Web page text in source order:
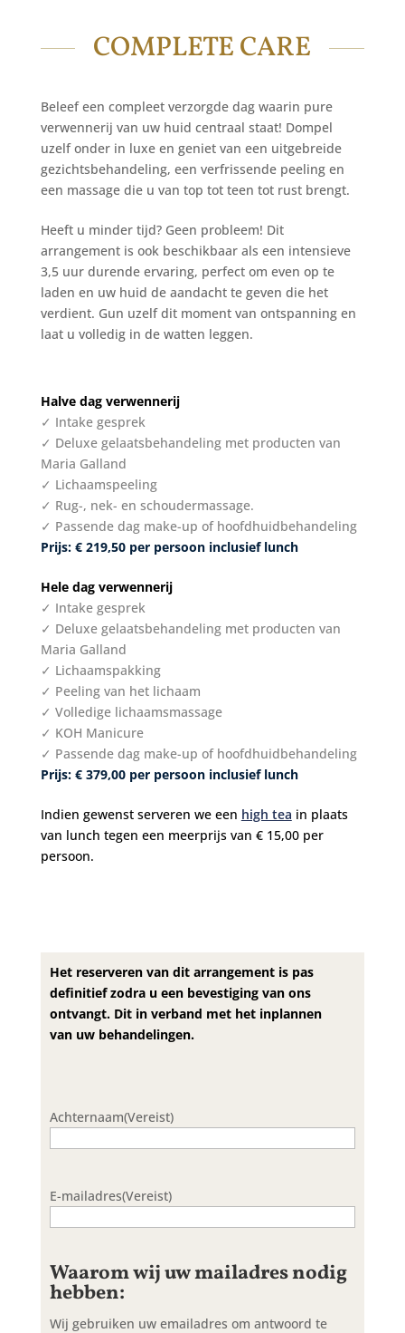
COMPLETE CARE
Beleef een compleet verzorgde dag waarin pure
verwennerij van uw huid centraal staat! Dompel
uzelf onder in luxe en geniet van een uitgebreide
gezichtsbehandeling, een verfrissende peeling en
een massage die u van top tot teen tot rust brengt.
Heeft u minder tijd? Geen probleem! Dit
arrangement is ook beschikbaar als een intensieve
3,5 uur durende ervaring, perfect om even op te
laden en uw huid de aandacht te geven die het
verdient. Gun uzelf dit moment van ontspanning en
laat u volledig in de watten leggen.
Halve dag verwennerij
✓ Intake gesprek
✓ Deluxe gelaatsbehandeling met producten van
Maria Galland
✓ Lichaamspeeling
✓ Rug-, nek- en schoudermassage.
✓ Passende dag make-up of hoofdhuidbehandeling
Prijs: € 219,50 per persoon inclusief lunch
Hele dag verwennerij
✓ Intake gesprek
✓ Deluxe gelaatsbehandeling met producten van
Maria Galland
✓ Lichaamspakking
✓ Peeling van het lichaam
✓ Volledige lichaamsmassage
✓ KOH Manicure
✓ Passende dag make-up of hoofdhuidbehandeling
Prijs: € 379,00 per persoon inclusief lunch
Indien gewenst serveren we een high tea in plaats
van lunch tegen een meerprijs van € 15,00 per
persoon.
Het reserveren van dit arrangement is pas
definitief zodra u een bevestiging van ons
ontvangt. Dit in verband met het inplannen
van uw behandelingen.
Achternaam(Vereist)
E-mailadres(Vereist)
Waarom wij uw mailadres nodig
hebben:
Wij gebruiken uw emailadres om antwoord te